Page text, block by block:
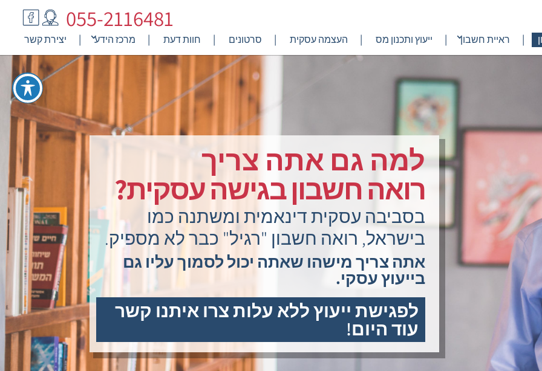
ראיית חשבון ייעוץ ותכנון מס העצמה עסקית סרטונים חוות דעת מרכז הידע יצירת קשר
055-2116481
למה גם אתה צריך
רואה חשבון בגישה עסקית?
בסביבה עסקית דינאמית ומשתנה כמו
בישראל, רואה חשבון "רגיל" כבר לא מספיק.
אתה צריך מישהו שאתה יכול לסמוך עליו גם
בייעוץ עסקי.
לפגישת ייעוץ ללא עלות צרו איתנו קשר
עוד היום!